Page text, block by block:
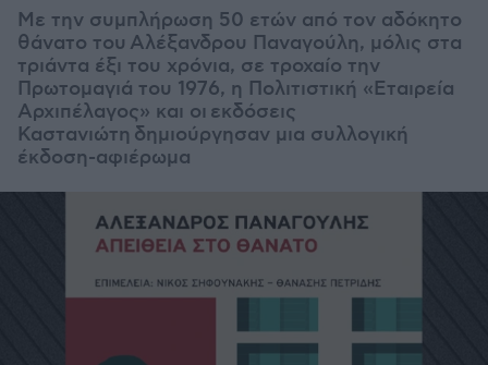
Με την συμπλήρωση 50 ετών από τον αδόκητο
θάνατο του Αλέξανδρου Παναγούλη, μόλις στα
τριάντα έξι του χρόνια, σε τροχαίο την
Πρωτομαγιά του 1976, η Πολιτιστική «Εταιρεία
Αρχιπέλαγος» και οι εκδόσεις
Καστανιώτη δημιούργησαν μια συλλογική
έκδοση-αφιέρωμα